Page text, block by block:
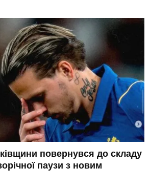
повернувся до складу
паузи з новим